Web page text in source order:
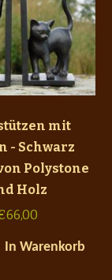
mit
- Schwarz
Polystone
Holz
66,00
In Warenkorb